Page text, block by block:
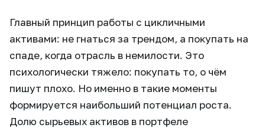
Главный принцип работы с цикличными
активами: не гнаться за трендом, а покупать на
спаде, когда отрасль в немилости. Это
психологически тяжело: покупать то, о чём
пишут плохо. Но именно в такие моменты
формируется наибольший потенциал роста.
Долю сырьевых активов в портфеле